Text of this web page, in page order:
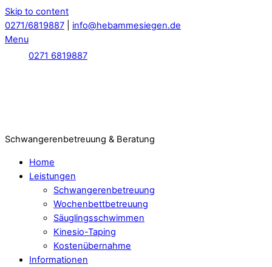
Skip to content
0271/6819887
info@hebammesiegen.de
Menu
0271 6819887
Schwangerenbetreuung & Beratung
Home
Leistungen
Schwangerenbetreuung
Wochenbettbetreuung
Säuglingsschwimmen
Kinesio-Taping
Kostenübernahme
Informationen